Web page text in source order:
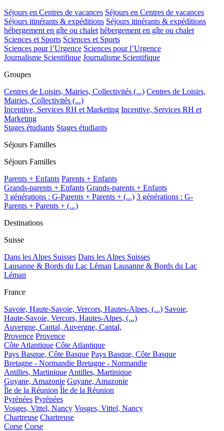
Séjours en Centres de vacances Séjours en Centres de vacances
Séjours itinérants & expéditions Séjours itinérants & expéditions
hébergement en gîte ou chalet hébergement en gîte ou chalet
Sciences et Sports Sciences et Sports
Sciences pour l’Urgence Sciences pour l’Urgence
Journalisme Scientifique Journalisme Scientifique
Groupes
Centres de Loisirs, Mairies, Collectivités (...) Centres de Loisirs,
Mairies, Collectivités (...)
Incentive, Services RH et Marketing Incentive, Services RH et
Marketing
Stages étudiants Stages étudiants
Séjours Familles
Séjours Familles
Parents + Enfants Parents + Enfants
Grands-parents + Enfants Grands-parents + Enfants
3 générations : G-Parents + Parents + (...) 3 générations : G-
Parents + Parents + (...)
Destinations
Suisse
Dans les Alpes Suisses Dans les Alpes Suisses
Lausanne & Bords du Lac Léman Lausanne & Bords du Lac
Léman
France
Savoie, Haute-Savoie, Vercors, Hautes-Alpes, (...) Savoie,
Haute-Savoie, Vercors, Hautes-Alpes, (...)
Auvergne, Cantal, Auvergne, Cantal,
Provence Provence
Côte Atlantique Côte Atlantique
Pays Basque, Côte Basque Pays Basque, Côte Basque
Bretagne - Normandie Bretagne - Normandie
Antilles, Martinique Antilles, Martinique
Guyane, Amazonie Guyane, Amazonie
Île de la Réunion Île de la Réunion
Pyrénées Pyrénées
Vosges, Vittel, Nancy Vosges, Vittel, Nancy
Chartreuse Chartreuse
Corse Corse